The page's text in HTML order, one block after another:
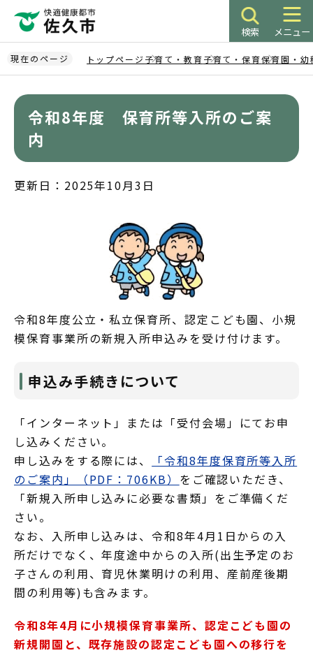
ペ
ー
ジ
検索 メニュー
現在のページ トップページ 子育て・教育子育て・保育保育園・幼
令和8年度 保育所等入所のご案
内
更新日：2025年10月3日
令和8年度公立・私立保育所、認定こども園、小規
模保育事業所の新規入所申込みを受け付けます。
申込み手続きについて
「インターネット」または「受付会場」にてお申
し込みください。
申し込みをする際には、
「令和8年度保育所等入所
のご案内」（PDF：706KB） をご確認いただき、
「新規入所申し込みに必要な書類」をご準備くだ
さい。
なお、入所申し込みは、令和8年4月1日からの入
所だけでなく、年度途中からの入所(出生予定のお
子さんの利用、育児休業明けの利用、産前産後期
間の利用等)も含みます。
令和8年4月に小規模保育事業所、認定こども園の
新規開園と、既存施設の認定こども園への移行を